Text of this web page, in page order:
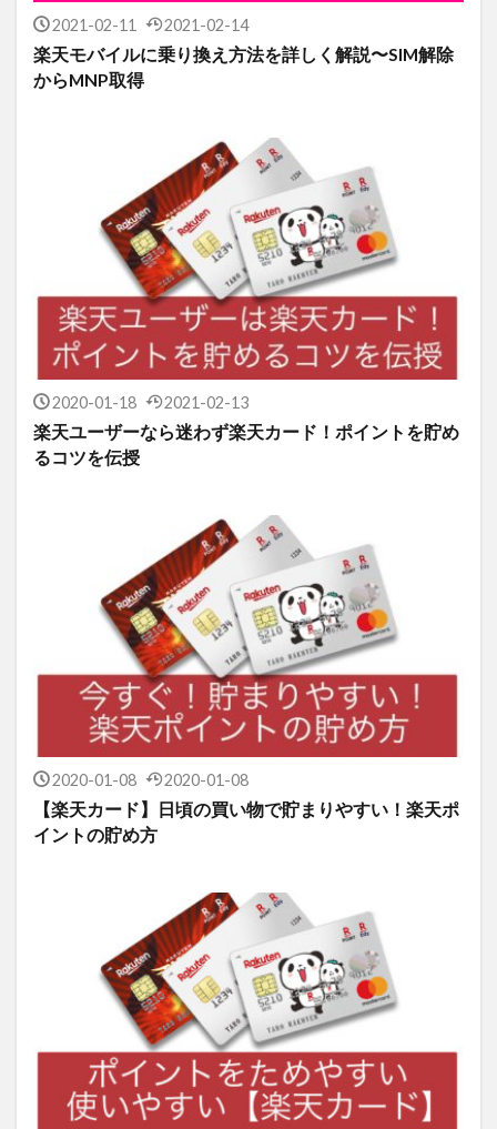
2021-02-11 2021-02-14
楽天モバイルに乗り換え方法を詳しく解説〜SIM解除
からMNP取得
2020-01-18 2021-02-13
楽天ユーザーなら迷わず楽天カード！ポイントを貯め
るコツを伝授
2020-01-08 2020-01-08
【楽天カード】日頃の買い物で貯まりやすい！楽天ポ
イントの貯め方